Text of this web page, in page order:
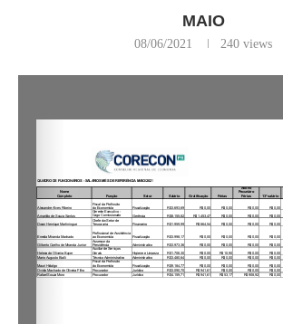
MAIO
08/06/2021 240 views